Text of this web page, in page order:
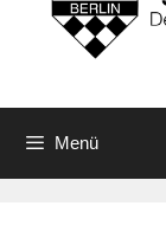
Menü